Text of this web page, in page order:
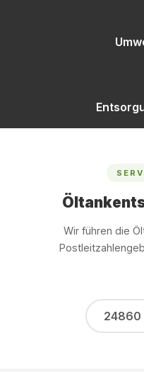
Wir führen die
24860